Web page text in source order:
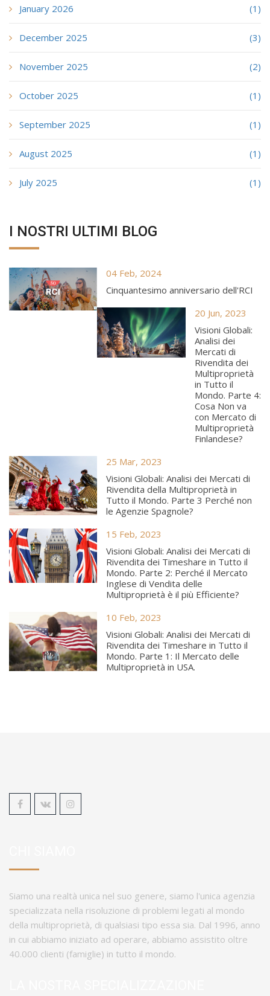
January 2026 (1)
December 2025 (3)
November 2025 (2)
October 2025 (1)
September 2025 (1)
August 2025 (1)
July 2025 (1)
I NOSTRI ULTIMI BLOG
04 Feb, 2024
Cinquantesimo anniversario dell'RCI
20 Jun, 2023
Visioni Globali:
Analisi dei
Mercati di
Rivendita dei
Multiproprietà
in Tutto il
Mondo. Parte 4:
Cosa Non va
con Mercato di
Multiproprietà
Finlandese?
25 Mar, 2023
Visioni Globali: Analisi dei Mercati di
Rivendita della Multiproprietà in
Tutto il Mondo. Parte 3 Perché non
le Agenzie Spagnole?
15 Feb, 2023
Visioni Globali: Analisi dei Mercati di
Rivendita dei Timeshare in Tutto il
Mondo. Parte 2: Perché il Mercato
Inglese di Vendita delle
Multiproprietà è il più Efficiente?
10 Feb, 2023
Visioni Globali: Analisi dei Mercati di
Rivendita dei Timeshare in Tutto il
Mondo. Parte 1: Il Mercato delle
Multiproprietà in USA.
Siamo una realtà unica nel suo genere, siamo l'unica agenzia
specializzata nella risoluzione di problemi legati al mondo
della multiproprietà, di qualsiasi tipo essa sia. Dal 1996, anno
in cui abbiamo iniziato ad operare, abbiamo assistito oltre
40.000 clienti (famiglie) in tutto il mondo.